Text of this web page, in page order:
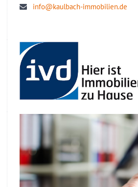
info@kaulbach-immobilien.de